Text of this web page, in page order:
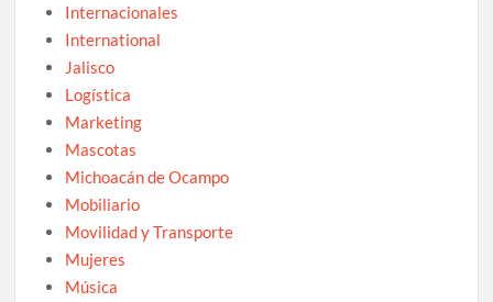
Internacionales
International
Jalisco
Logística
Marketing
Mascotas
Michoacán de Ocampo
Mobiliario
Movilidad y Transporte
Mujeres
Música